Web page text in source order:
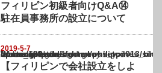
フィリピン初級者向けQ&A⑭
駐在員事務所の設立について
2019-5-7
Warning
: Undefined array key "show_category" in
/home/netst/kuno-cpa.co.jp/public_html/philippines_blog/wp-content/themes/
on line183
【フィリピンで会社設立をしよ